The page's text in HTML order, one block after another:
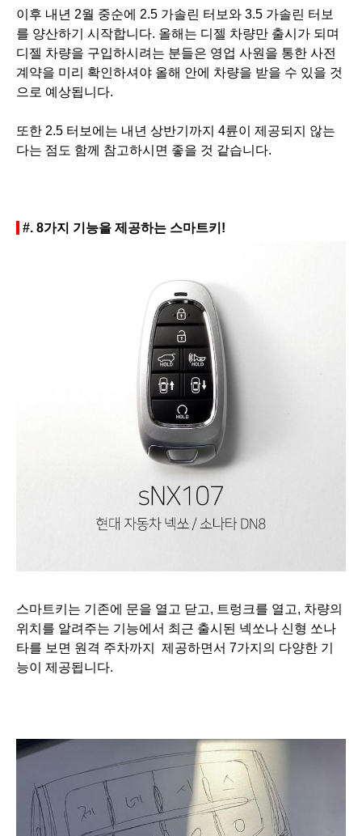
이후 내년 2월 중순에 2.5 가솔린 터보와 3.5 가솔린 터보
를 양산하기 시작합니다. 올해는 디젤 차량만 출시가 되며
디젤 차량을 구입하시려는 분들은 영업 사원을 통한 사전
계약을 미리 확인하셔야 올해 안에 차량을 받을 수 있을 것
으로 예상됩니다.
또한 2.5 터보에는 내년 상반기까지 4륜이 제공되지 않는
다는 점도 함께 참고하시면 좋을 것 같습니다.
#. 8가지 기능을 제공하는 스마트키!
스마트키는 기존에 문을 열고 닫고, 트렁크를 열고, 차량의
위치를 알려주는 기능에서 최근 출시된 넥쏘나 신형 쏘나
타를 보면 원격 주차까지 제공하면서 7가지의 다양한 기
능이 제공됩니다.